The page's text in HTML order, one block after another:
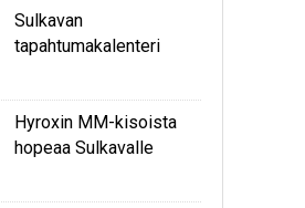
Sulkavan
tapahtumakalenteri
Hyroxin MM-kisoista
hopeaa Sulkavalle